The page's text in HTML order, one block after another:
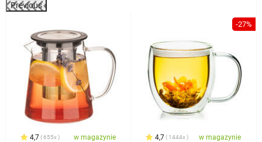
Previous
4,7 655x w magazynie
-27%
4,7 1444x w magazynie